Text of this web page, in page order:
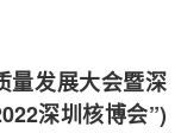
量发展大会暨深
深圳核博会”)